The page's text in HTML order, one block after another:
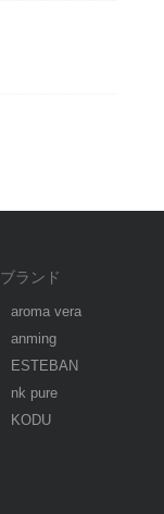
ブランド
aroma vera
anming
ESTEBAN
nk pure
KODU